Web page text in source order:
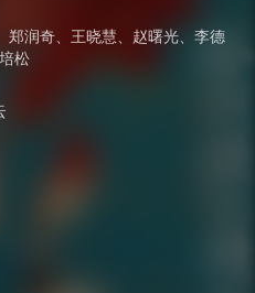
郑润奇 王晓慧 赵曙光
李德
松